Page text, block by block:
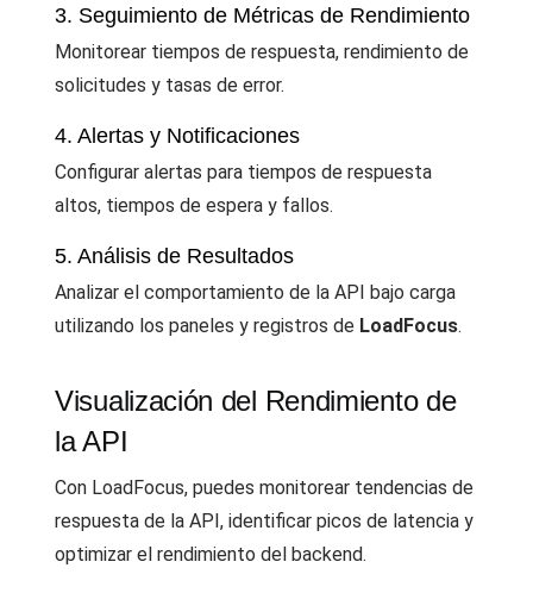
3. Seguimiento de Métricas de Rendimiento
Monitorear tiempos de respuesta, rendimiento de
solicitudes y tasas de error.
4. Alertas y Notificaciones
Configurar alertas para tiempos de respuesta
altos, tiempos de espera y fallos.
5. Análisis de Resultados
Analizar el comportamiento de la API bajo carga
utilizando los paneles y registros de LoadFocus.
Visualización del Rendimiento de
la API
Con LoadFocus, puedes monitorear tendencias de
respuesta de la API, identificar picos de latencia y
optimizar el rendimiento del backend.